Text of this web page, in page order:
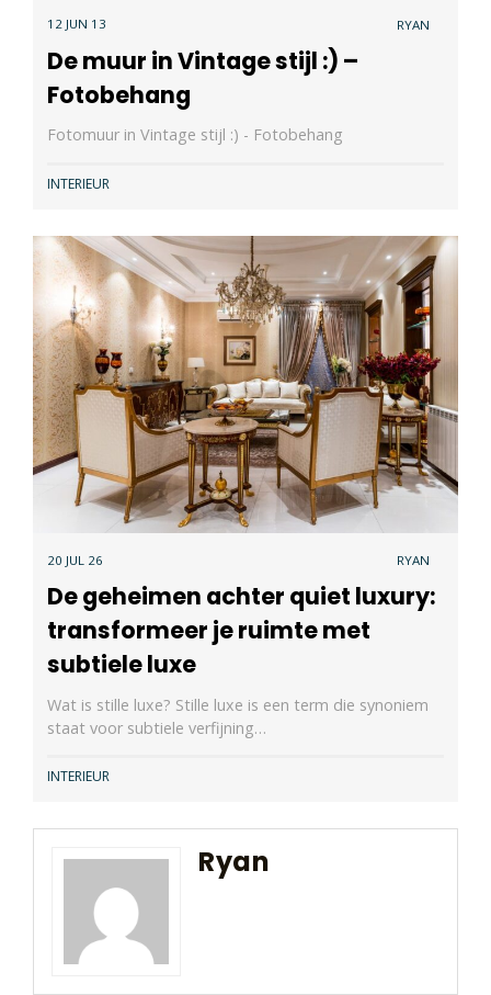
12 JUN 13 RYAN
De muur in Vintage stijl :) –
Fotobehang
Fotomuur in Vintage stijl :) - Fotobehang
INTERIEUR
20 JUL 26 RYAN
De geheimen achter quiet luxury:
transformeer je ruimte met
subtiele luxe
Wat is stille luxe? Stille luxe is een term die synoniem
staat voor subtiele verfijning…
INTERIEUR
Ryan